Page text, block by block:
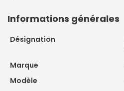
Informations générales
Désignation
Marque
Modèle